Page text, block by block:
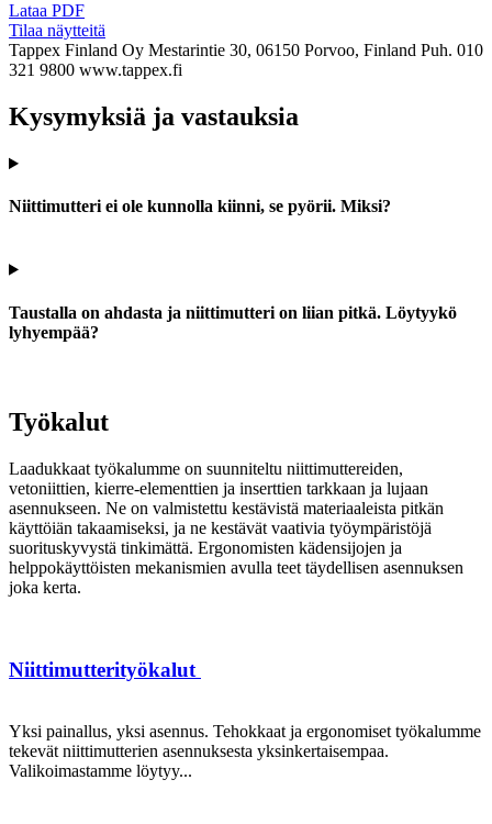
Lataa PDF
Tilaa näytteitä
Tappex Finland Oy Mestarintie 30, 06150 Porvoo, Finland Puh. 010
321 9800 www.tappex.fi
Kysymyksiä ja vastauksia
Niittimutteri ei ole kunnolla kiinni, se pyörii. Miksi?
Taustalla on ahdasta ja niittimutteri on liian pitkä. Löytyykö
lyhyempää?
Työkalut
Laadukkaat työkalumme on suunniteltu niittimuttereiden,
vetoniittien, kierre-elementtien ja inserttien tarkkaan ja lujaan
asennukseen. Ne on valmistettu kestävistä materiaaleista pitkän
käyttöiän takaamiseksi, ja ne kestävät vaativia työympäristöjä
suorituskyvystä tinkimättä. Ergonomisten kädensijojen ja
helppokäyttöisten mekanismien avulla teet täydellisen asennuksen
joka kerta.
Niittimutterityökalut
Yksi painallus, yksi asennus. Tehokkaat ja ergonomiset työkalumme
tekevät niittimutterien asennuksesta yksinkertaisempaa.
Valikoimastamme löytyy...